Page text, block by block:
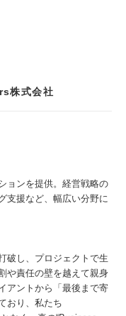
株式会社
ョンを提供。経営戦略の
支援など、幅広い分野に
破し、プロジェクトで生
や責任の壁を越えて親身
アントから「最後まで寄
おり、私たち